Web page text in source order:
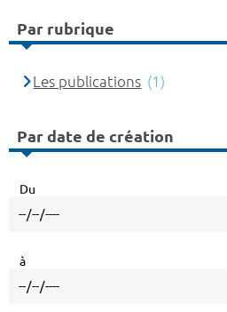
Par rubrique
Les publications (1)
Par date de création
Du
à